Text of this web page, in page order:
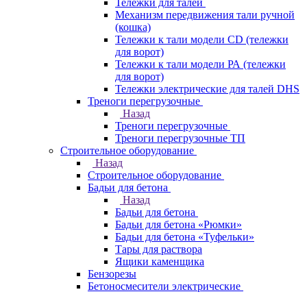
Тележки для талей
Механизм передвижения тали ручной
(кошка)
Тележки к тали модели CD (тележки
для ворот)
Тележки к тали модели РА (тележки
для ворот)
Тележки электрические для талей DHS
Треноги перегрузочные
Назад
Треноги перегрузочные
Треноги перегрузочные ТП
Строительное оборудование
Назад
Строительное оборудование
Бадьи для бетона
Назад
Бадьи для бетона
Бадьи для бетона «Рюмки»
Бадьи для бетона «Туфельки»
Тары для раствора
Ящики каменщика
Бензорезы
Бетоносмесители электрические